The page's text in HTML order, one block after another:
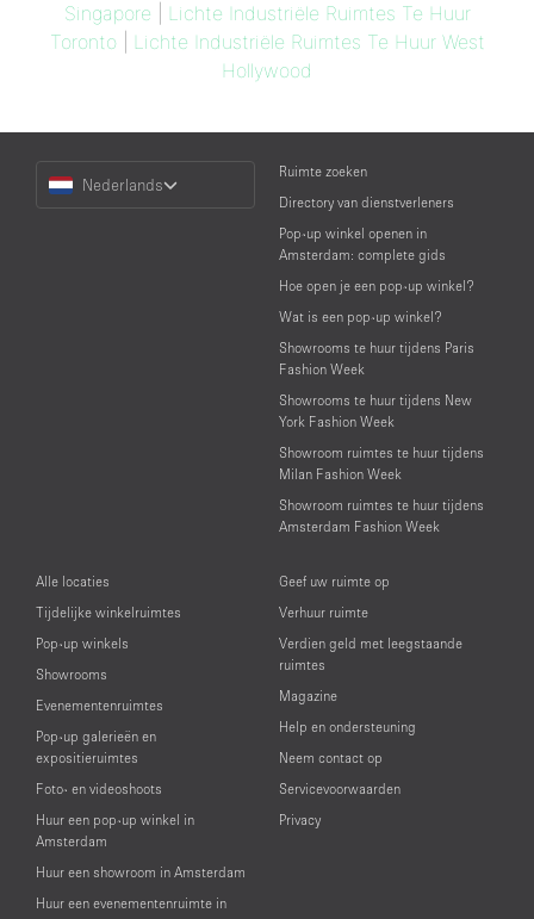
Singapore
Lichte Industriële Ruimtes Te Huur
Toronto| Lichte Industriële Ruimtes Te Huur West
Hollywood
Language
Nederlands
Ruimte zoeken
Directory van dienstverleners
Pop-up winkel openen in
Amsterdam: complete gids
Hoe open je een pop-up winkel?
Wat is een pop-up winkel?
Showrooms te huur tijdens Paris
Fashion Week
Showrooms te huur tijdens New
York Fashion Week
Showroom ruimtes te huur tijdens
Milan Fashion Week
Showroom ruimtes te huur tijdens
Amsterdam Fashion Week
Alle locaties
Tijdelijke winkelruimtes
Pop-up winkels
Showrooms
Evenementenruimtes
Pop-up galerieën en
expositieruimtes
Foto- en videoshoots
Huur een pop-up winkel in
Amsterdam
Huur een showroom in Amsterdam
Huur een evenementenruimte in
Geef uw ruimte op
Verhuur ruimte
Verdien geld met leegstaande
ruimtes
Magazine
Help en ondersteuning
Neem contact op
Servicevoorwaarden
Privacy